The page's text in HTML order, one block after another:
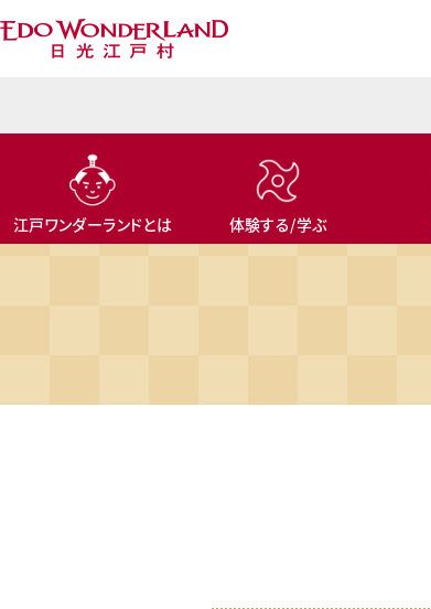
江戸ワンダーランドとは
旅のおみやげ
イベントスケジュール
チケット料金
ENGLISH
江戸ワンダーランドとは 体験する/学ぶ